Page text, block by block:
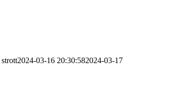
strott2024-03-16 20:30:582024-03-17